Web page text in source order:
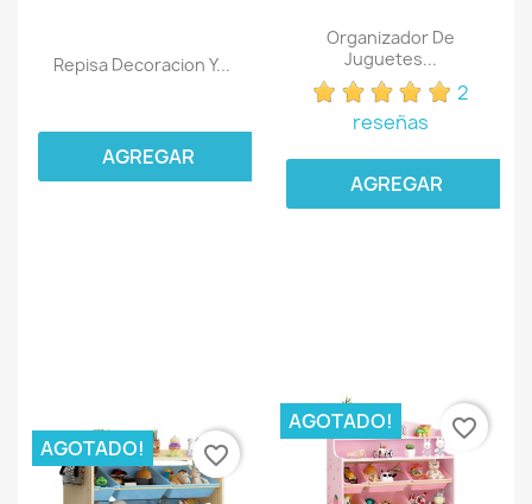
Repisa Decoracion Y...
AGREGAR
Organizador De
Juguetes...
2
reseñas
AGREGAR
AGOTADO! favorite_border
AGOTADO! favorite_border